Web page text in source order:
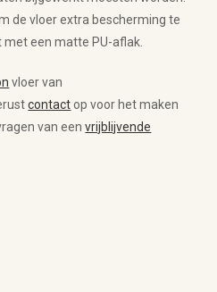
de vloer extra bescherming te
een matte PU-aflak.
vloer van
contactop voor het maken
van eenvrijblijvende